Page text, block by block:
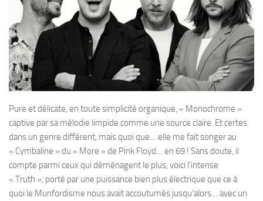
Pure et délicate, en toute simplicité organique, « Monochrome »
captive par sa mélodie limpide comme une source claire. Et certes
dans un genre différent, mais quoi que… elle me fait songer au
« Cymbaline » du « More » de Pink Floyd… en 69 ! Sans doute, il
compte parmi ceux qui déménagent le plus, voici l’intense
« Truth », porté par une puissance bien plus électrique que ce à
quoi le Munfordisme nous avait accoutumés jusqu’alors… avec un